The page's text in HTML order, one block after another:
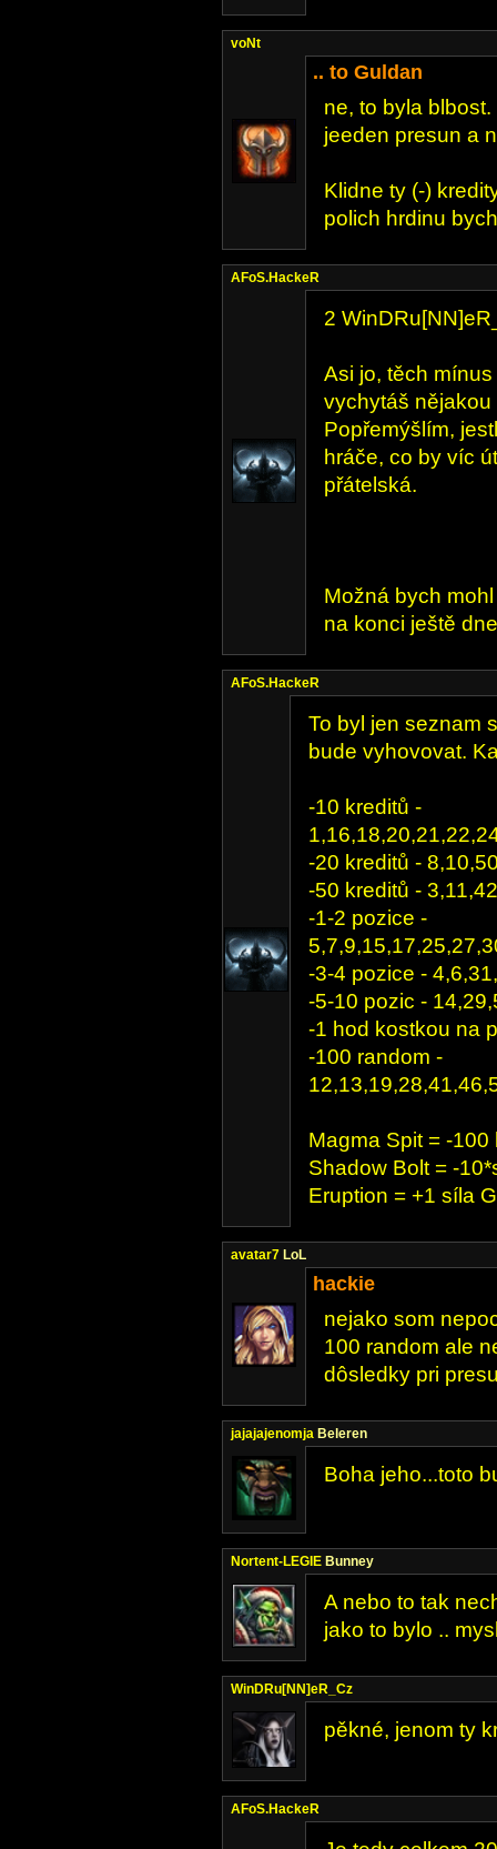
voNt
.. to Guldan
ne, to byla
jeeden presun a
Klidne ty (-)
polich hrdinu
AFoS.HackeR
2
Asi jo, těch
vychytáš
Popřemýšlím,
hráče, co by víc
přátelská.
Možná bych
na konci ještě
AFoS.HackeR
To byl jen seznam
bude vyhovovat.
-10 kreditů -
-20 kreditů -
-50 kreditů -
-1-2 pozice -
-3-4 pozice -
-5-10 pozic -
-1 hod kostkou na
-100 random -
Magma Spit = -
Shadow Bolt = -
Eruption = +1 síla
avatar7 LoL
hackie
nejako som
100 random ale
dôsledky pri
jajajajenomja Beleren
Boha jeho...toto
Nortent-LEGIE Bunney
A nebo to tak
jako to bylo ..
WinDRu[NN]eR_Cz
pěkné, jenom ty
AFoS.HackeR